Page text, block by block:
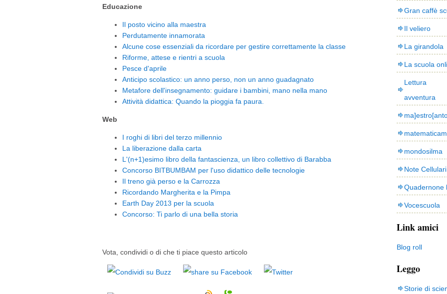
Educazione
Il posto vicino alla maestra
Perdutamente innamorata
Alcune cose essenziali da ricordare per gestire correttamente la classe
Riforme, attese e rientri a scuola
Pesce d'aprile
Anticipo scolastico: un anno perso, non un anno guadagnato
Metafore dell'insegnamento: guidare i bambini, mano nella mano
Attività didattica: Quando la pioggia fa paura.
Web
I roghi di libri del terzo millennio
La liberazione dalla carta
L'(n+1)esimo libro della fantascienza, un libro collettivo di Barabba
Concorso BITBUMBAM per l'uso didattico delle tecnologie
Il treno già perso e la Carrozza
Ricordando Margherita e la Pimpa
Earth Day 2013 per la scuola
Concorso: Ti parlo di una bella storia
Vota, condividi o di che ti piace questo articolo
Gran caffè
Il veliero
La girandola
La scuola
avventura
mondosilma
Note Cellulari
Quadernone
Vocescuola
Link amici
Blog roll
Leggo
Storie di